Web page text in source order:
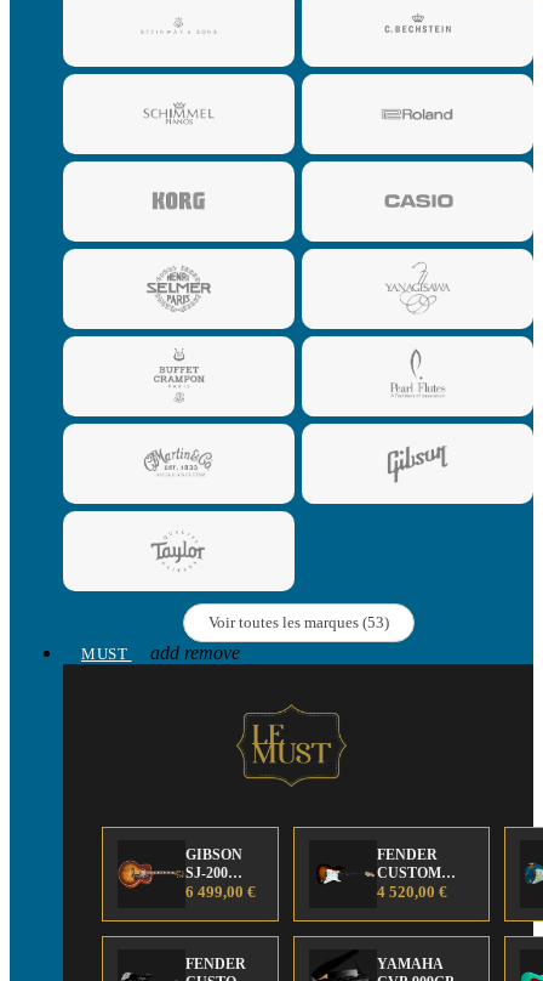
Voir toutes les marques (53)
MUST
add remove
GIBSON
SJ-200
Anniversary
Edition
6 499,00 €
FENDER
CUSTOM
SHOP Strat 63'
4 520,00 €
FENDER
YAMAHA